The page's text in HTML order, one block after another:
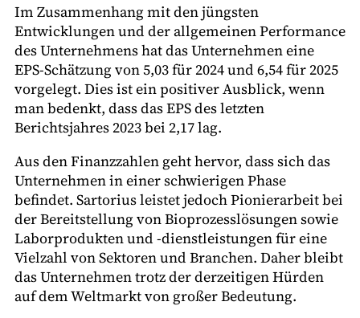
Im Zusammenhang mit den jüngsten
Entwicklungen und der allgemeinen Performance
des Unternehmens hat das Unternehmen eine
EPS-Schätzung von 5,03 für 2024 und 6,54 für 2025
vorgelegt. Dies ist ein positiver Ausblick, wenn
man bedenkt, dass das EPS des letzten
Berichtsjahres 2023 bei 2,17 lag.
Aus den Finanzzahlen geht hervor, dass sich das
Unternehmen in einer schwierigen Phase
befindet. Sartorius leistet jedoch Pionierarbeit bei
der Bereitstellung von Bioprozesslösungen sowie
Laborprodukten und -dienstleistungen für eine
Vielzahl von Sektoren und Branchen. Daher bleibt
das Unternehmen trotz der derzeitigen Hürden
auf dem Weltmarkt von großer Bedeutung.